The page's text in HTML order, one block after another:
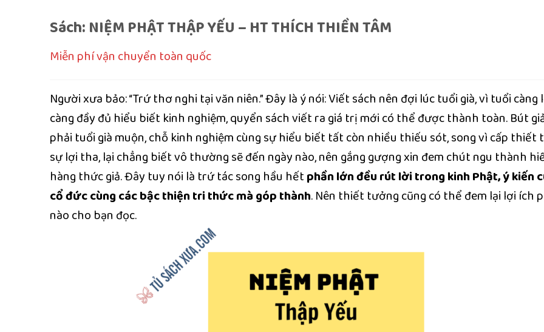
Sách: NIỆM PHẬT THẬP YẾU – HT THÍCH THIỀN TÂM
Miễn phí vận chuyển toàn quốc
Người xưa bảo: “Trứ thơ nghi tại văn niên.” Đây là ý nói: Viết sách nên đợi lúc tuổi già, vì tuổi càng
càng đầy đủ hiểu biết kinh nghiệm, quyển sách viết ra giá trị mới có thể được thành toàn. Bút
phải tuổi già muộn, chỗ kinh nghiệm cùng sự hiểu biết tất còn nhiều thiếu sót, song vì cấp thiết
sự lợi tha, lại chẳng biết vô thường sẽ đến ngày nào, nên gắng gượng xin đem chút ngu thành
hàng thức giả. Đây tuy nói là trứ tác song hầu hếtphần lớn đều rút lời trong kinh Phật, ý kiến
cổ đức cùng các bậc thiện tri thức mà góp thành. Nên thiết tưởng cũng có thể đem lại lợi ích
nào cho bạn đọc.